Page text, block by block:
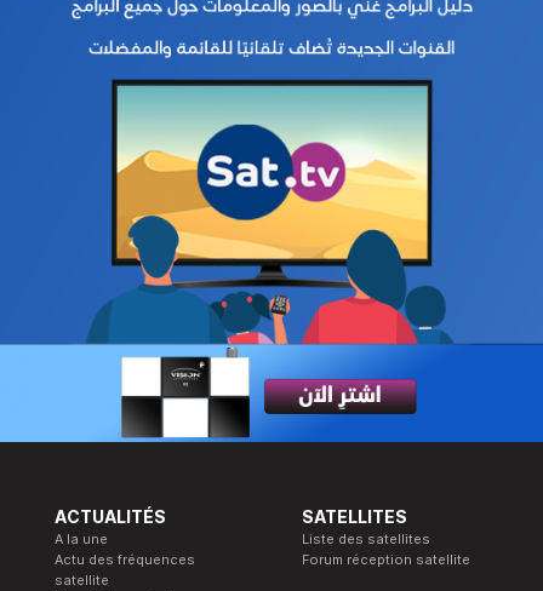
ACTUALITÉS
A la une
Actu des fréquences
satellite
SATELLITES
Liste des satellites
Forum réception satellite